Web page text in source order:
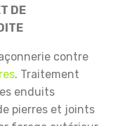
DE
contre
. Traitement
enduits
pierres et joints